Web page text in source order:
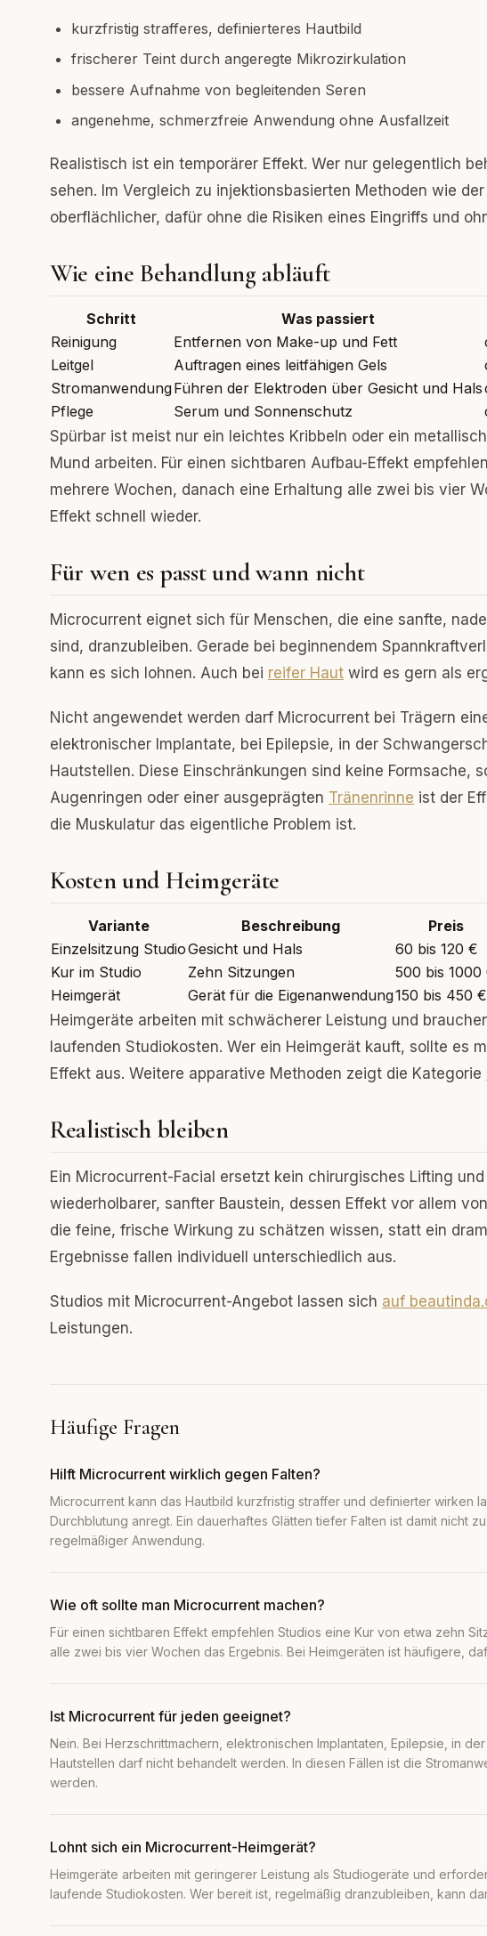
kurzfristig strafferes, definierteres Hautbild
frischerer Teint durch angeregte Mikrozirkulation
bessere Aufnahme von begleitenden Seren
angenehme, schmerzfreie Anwendung ohne Ausfallzeit
Realistisch ist ein temporärer Effekt. Wer nur gelegentlich
sehen. Im Vergleich zu injektionsbasierten Methoden wie der
oberflächlicher, dafür ohne die Risiken eines Eingriffs und
Wie eine Behandlung abläuft
Schritt Was passiert
Reinigung
Entfernen von Make-up und Fett
Leitgel
Auftragen eines leitfähigen Gels
StromanwendungFühren der Elektroden über Gesicht und Hals
Pflege
Serum und Sonnenschutz
Spürbar ist meist nur ein leichtes Kribbeln oder ein
Mund arbeiten. Für einen sichtbaren Aufbau-Effekt
mehrere Wochen, danach eine Erhaltung alle zwei bis vier
Effekt schnell wieder.
Für wen es passt und wann nicht
Microcurrent eignet sich für Menschen, die eine sanfte,
sind, dranzubleiben. Gerade bei beginnendem
kann es sich lohnen. Auch bei reifer Haut wird es gern als
Nicht angewendet werden darf Microcurrent bei Trägern
elektronischer Implantate, bei Epilepsie, in der
Hautstellen. Diese Einschränkungen sind keine Formsache,
Augenringen oder einer ausgeprägten Tränenrinne ist der
die Muskulatur das eigentliche Problem ist.
Kosten und Heimgeräte
Variante Beschreibung
Preis
Einzelsitzung StudioGesicht und Hals
60 bis 120 €
Kur im Studio
Zehn Sitzungen
500 bis 1000
Heimgerät
Gerät für die Eigenanwendung150 bis 450 €
Heimgeräte arbeiten mit schwächerer Leistung und
laufenden Studiokosten. Wer ein Heimgerät kauft, sollte es
Effekt aus. Weitere apparative Methoden zeigt die Kategorie
Realistisch bleiben
Ein Microcurrent-Facial ersetzt kein chirurgisches Lifting
wiederholbarer, sanfter Baustein, dessen Effekt vor allem
die feine, frische Wirkung zu schätzen wissen, statt ein
Ergebnisse fallen individuell unterschiedlich aus.
Studios mit Microcurrent-Angebot lassen sich auf
Leistungen.
Häufige Fragen
Hilft Microcurrent wirklich gegen Falten?
Microcurrent kann das Hautbild kurzfristig straffer und definierter wirken
Durchblutung anregt. Ein dauerhaftes Glätten tiefer Falten ist damit nicht
regelmäßiger Anwendung.
Wie oft sollte man Microcurrent machen?
Für einen sichtbaren Effekt empfehlen Studios eine Kur von etwa zehn
alle zwei bis vier Wochen das Ergebnis. Bei Heimgeräten ist häufigere,
Ist Microcurrent für jeden geeignet?
Nein. Bei Herzschrittmachern, elektronischen Implantaten, Epilepsie, in
Hautstellen darf nicht behandelt werden. In diesen Fällen ist die
werden.
Lohnt sich ein Microcurrent-Heimgerät?
Heimgeräte arbeiten mit geringerer Leistung als Studiogeräte und
laufende Studiokosten. Wer bereit ist, regelmäßig dranzubleiben, kann